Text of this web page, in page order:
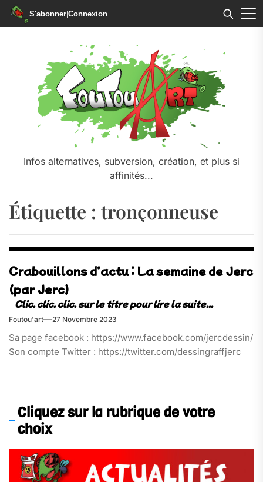
S'abonner|Connexion
Infos alternatives, subversion, création, et plus si
affinités...
Étiquette : tronçonneuse
Crabouillons d’actu : La semaine de Jerc
(par Jerc)
Foutou'art 27 Novembre 2023
Sa page facebook : https://www.facebook.com/jercdessin/
Son compte Twitter : https://twitter.com/dessingraffjerc
Cliquez sur la rubrique de votre
choix